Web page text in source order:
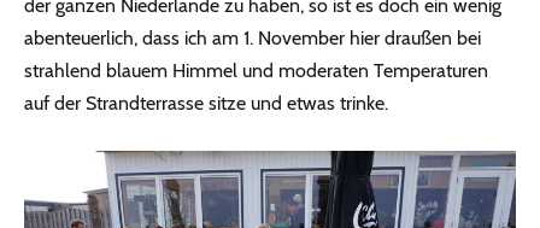
der ganzen Niederlande zu haben, so ist es doch ein wenig
abenteuerlich, dass ich am 1. November hier draußen bei
strahlend blauem Himmel und moderaten Temperaturen
auf der Strandterrasse sitze und etwas trinke.